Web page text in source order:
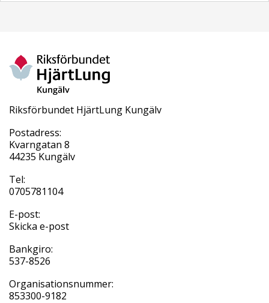
Riksförbundet HjärtLung Kungälv
Postadress:
Kvarngatan 8
44235 Kungälv
Tel:
0705781104
E-post:
Skicka e-post
Bankgiro:
537-8526
Organisationsnummer:
853300-9182